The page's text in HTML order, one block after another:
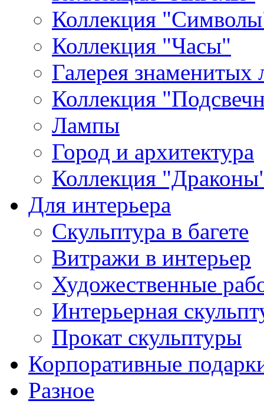
Коллекция
Коллекция "Часы"
Галерея знаменитых
Коллекция
Лампы
Город и архитектура
Коллекция
Для интерьера
Скульптура в багете
Витражи в интерьер
Художественные
Интерьерная
Прокат скульптуры
Корпоративные
Разное